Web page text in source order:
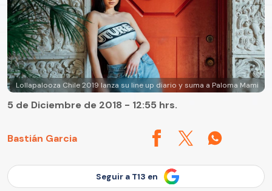
Lollapalooza Chile 2019 lanza su line up diario y suma a Paloma Mami
Bastián Garcia
5 de Diciembre de 2018 - 12:55 hrs.
Seguir a T13 en